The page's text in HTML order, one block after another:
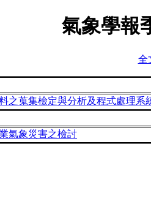
氣象學報
全
之蒐集檢定與分析及程式處理系
氣象災害之檢討